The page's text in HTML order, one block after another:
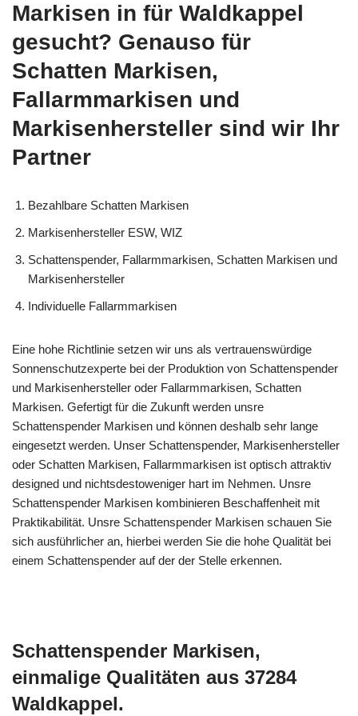
Markisen in für Waldkappel
gesucht? Genauso für
Schatten Markisen,
Fallarmmarkisen und
Markisenhersteller sind wir Ihr
Partner
Bezahlbare Schatten Markisen
Markisenhersteller ESW, WIZ
Schattenspender, Fallarmmarkisen, Schatten Markisen und
Markisenhersteller
Individuelle Fallarmmarkisen
Eine hohe Richtlinie setzen wir uns als vertrauenswürdige
Sonnenschutzexperte bei der Produktion von Schattenspender
und Markisenhersteller oder Fallarmmarkisen, Schatten
Markisen. Gefertigt für die Zukunft werden unsre
Schattenspender Markisen und können deshalb sehr lange
eingesetzt werden. Unser Schattenspender, Markisenhersteller
oder Schatten Markisen, Fallarmmarkisen ist optisch attraktiv
designed und nichtsdestoweniger hart im Nehmen. Unsre
Schattenspender Markisen kombinieren Beschaffenheit mit
Praktikabilität. Unsre Schattenspender Markisen schauen Sie
sich ausführlicher an, hierbei werden Sie die hohe Qualität bei
einem Schattenspender auf der der Stelle erkennen.
Schattenspender Markisen,
einmalige Qualitäten aus 37284
Waldkappel.